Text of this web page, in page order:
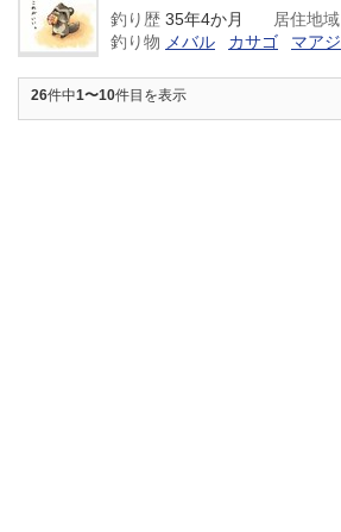
釣り歴 35年4か月 居住地域
釣り物 メバル カサゴ マアジ
26件中1〜10件目を表示